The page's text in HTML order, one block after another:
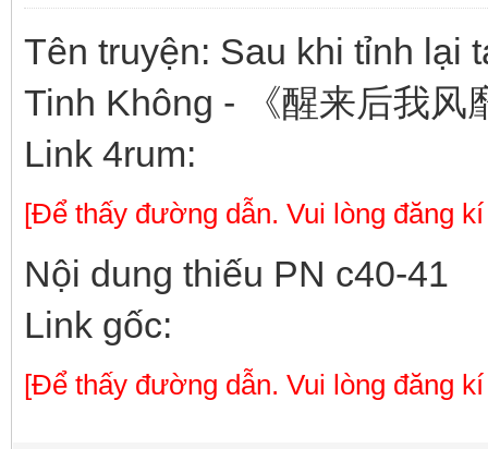
Tên truyện: Sau khi tỉnh lại
Tinh Không - 《醒来后我风
Link 4rum:
[Để thấy đường dẫn. Vui lòng đăng
Nội dung thiếu PN c40-41
Link gốc:
[Để thấy đường dẫn. Vui lòng đăng